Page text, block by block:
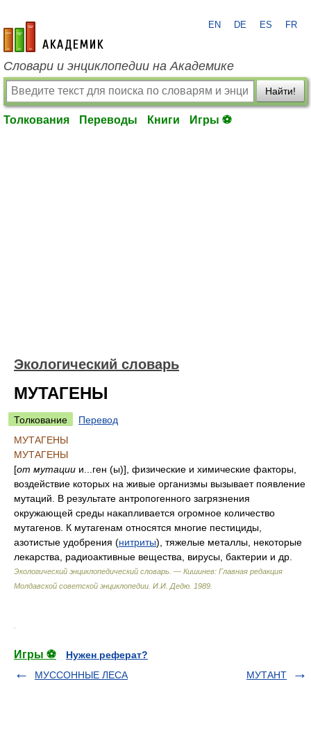
academic.ru
EN DE ES FR
Словари и энциклопедии на Академике
Найти!
Толкования Переводы Книги Игры ⚽
Экологический словарь
МУТАГЕНЫ
Толкование
Перевод
МУТАГЕНЫ
МУТАГЕНЫ
[от мутации и...ген (ы)], физические и химические факторы,
воздействие которых на живые организмы вызывает появление
мутаций. В результате антропогенного загрязнения
окружающей среды накапливается огромное количество
мутагенов. К мутагенам относятся многие пестициды,
азотистые удобрения (нитриты), тяжелые металлы, некоторые
лекарства, радиоактивные вещества, вирусы, бактерии и др.
Экологический энциклопедический словарь. — Кишинев: Главная редакция
Молдавской советской энциклопедии И.И. Дедю 1989
Игры ⚽
Нужен реферат?
МУССОННЫЕ ЛЕСА
МУТАНТ